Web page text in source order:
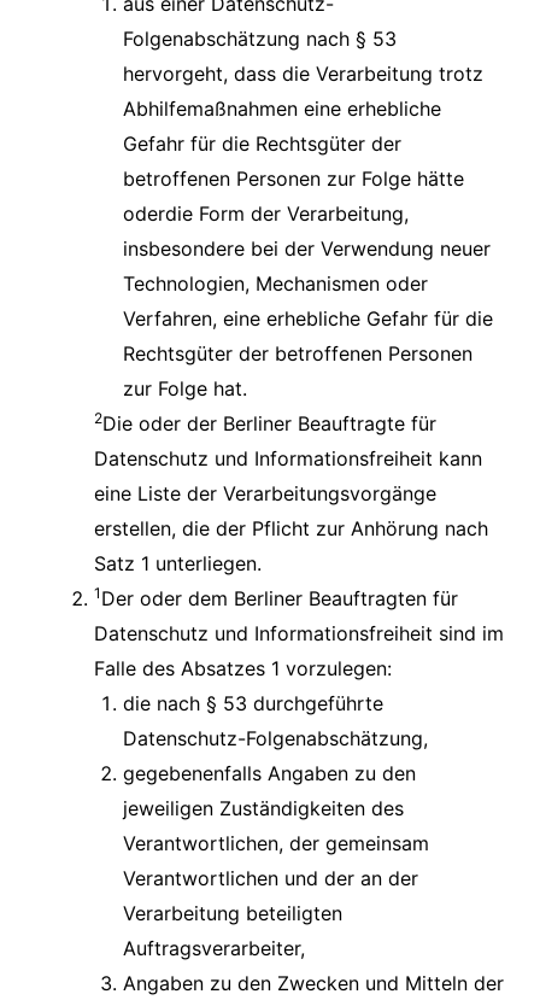
Folgenabschätzung nach § 53
hervorgeht, dass die Verarbeitung trotz
Abhilfemaßnahmen eine erhebliche
Gefahr für die Rechtsgüter der
betroffenen Personen zur Folge hätte
oderdie Form der Verarbeitung,
insbesondere bei der Verwendung neuer
Technologien, Mechanismen oder
Verfahren, eine erhebliche Gefahr für die
Rechtsgüter der betroffenen Personen
zur Folge hat.
2Die oder der Berliner Beauftragte für
Datenschutz und Informationsfreiheit kann
eine Liste der Verarbeitungsvorgänge
erstellen, die der Pflicht zur Anhörung nach
Satz 1 unterliegen.
1 Der oder dem Berliner Beauftragten für
Datenschutz und Informationsfreiheit sind im
Falle des Absatzes 1 vorzulegen:
die nach § 53 durchgeführte
Datenschutz-Folgenabschätzung,
gegebenenfalls Angaben zu den
jeweiligen Zuständigkeiten des
Verantwortlichen, der gemeinsam
Verantwortlichen und der an der
Verarbeitung beteiligten
Auftragsverarbeiter,
Angaben zu den Zwecken und Mitteln der